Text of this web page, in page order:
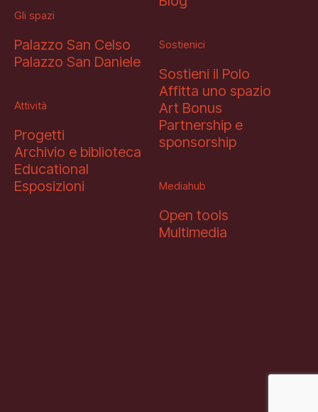
Gli spazi
Palazzo San Celso
Palazzo San Daniele
Attività
Progetti
Archivio e biblioteca
Educational
Esposizioni
Sostienici
Sostieni il Polo
Affitta uno spazio
Art Bonus
Partnership e
sponsorship
Mediahub
Open tools
Multimedia